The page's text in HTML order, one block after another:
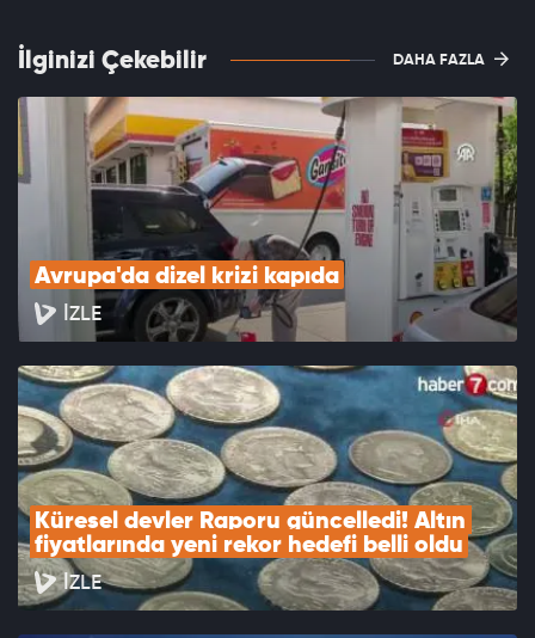
İlginizi Çekebilir DAHA FAZLA
Avrupa'da dizel krizi kapıda
İZLE
Küresel devler Raporu güncelledi! Altın
fiyatlarında yeni rekor hedefi belli oldu
İZLE